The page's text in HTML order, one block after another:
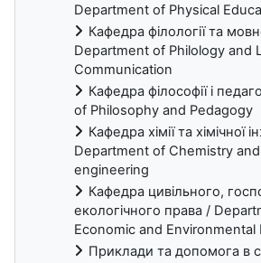
Department of Physical
Кафедра філології та
Department of Philology and
Communication
Кафедра філософії і
of Philosophy and Pedagogy
Кафедра хімії та хімічної
Department of Chemistry
engineering
Кафедра цивільного,
екологічного права /
Economic and Environmental
Приклади та допомога в